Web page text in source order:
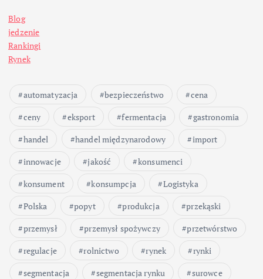
Blog
jedzenie
Rankingi
Rynek
automatyzacja bezpieczeństwo
cena
ceny
eksport fermentacja
gastronomia
handel
handel międzynarodowy
import
innowacje
jakość
konsumenci
konsument
konsumpcja
Logistyka
Polska
popyt produkcja
przekąski
przemysł
przemysł spożywczy
przetwórstwo
regulacje
rolnictwo rynek
rynki
segmentacja
segmentacja rynku
surowce